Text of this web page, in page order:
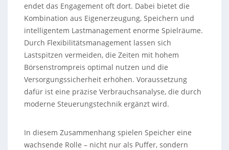
endet das Engagement oft dort. Dabei bietet die
Kombination aus Eigenerzeugung, Speichern und
intelligentem Lastmanagement enorme Spielräume.
Durch Flexibilitätsmanagement lassen sich
Lastspitzen vermeiden, die Zeiten mit hohem
Börsenstrompreis optimal nutzen und die
Versorgungssicherheit erhöhen. Voraussetzung
dafür ist eine präzise Verbrauchsanalyse, die durch
moderne Steuerungstechnik ergänzt wird.
In diesem Zusammenhang spielen Speicher eine
wachsende Rolle – nicht nur als Puffer, sondern